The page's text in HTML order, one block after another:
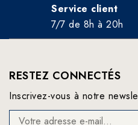
Service client
7/7 de 8h à 20h
RESTEZ CONNECTÉS
Inscrivez-vous à notre